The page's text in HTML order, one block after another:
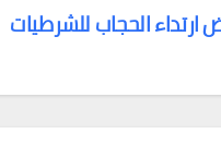
ارتداء الحجاب للشرطيات